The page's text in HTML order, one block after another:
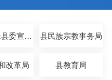
中共民乐县委宣传部 县民族宗教事务局
改革局 县教育局